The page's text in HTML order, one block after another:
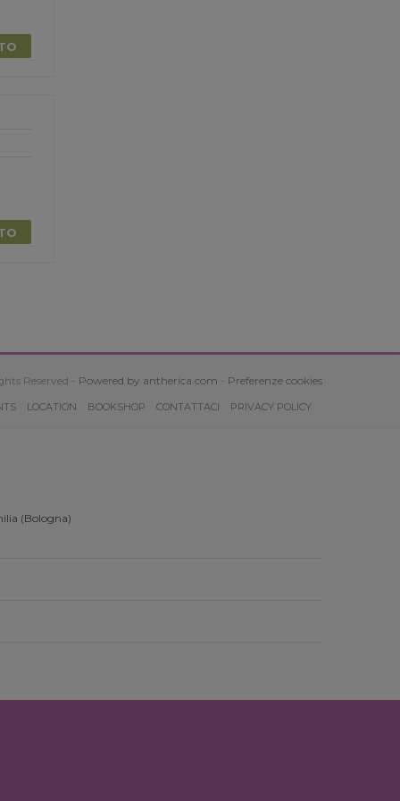
Reserved - Powered by antherica.com - Preferenze cookies
LOCATION BOOKSHOP CONTATTACI PRIVACY POLICY
(Bologna)